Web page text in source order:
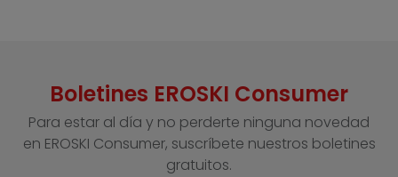
Boletines EROSKI Consumer
Para estar al día y no perderte ninguna novedad
en EROSKI Consumer, suscríbete nuestros boletines
gratuitos.